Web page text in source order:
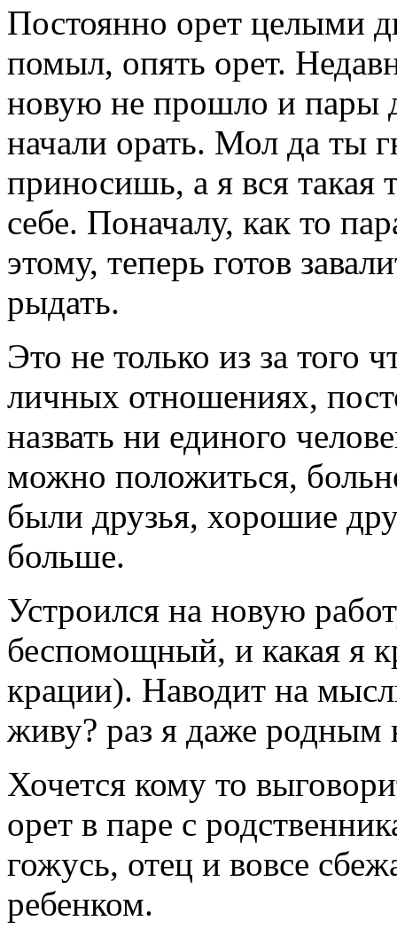
Постоянно орет целыми
помыл, опять орет.
новую не прошло и пары
начали орать. Мол да ты
приносишь, а я вся такая
себе. Поначалу, как то
этому, теперь готов
рыдать.
Это не только из за того
личных отношениях,
назвать ни единого
можно положиться,
были друзья, хорошие
больше.
Устроился на новую
беспомощный, и какая я
крации). Наводит на
живу? раз я даже родным
Хочется кому то
орет в паре с
гожусь, отец и вовсе
ребенком.